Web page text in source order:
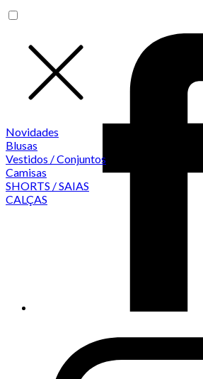
Novidades
Blusas
Vestidos / Conjuntos
Camisas
SHORTS / SAIAS
CALÇAS